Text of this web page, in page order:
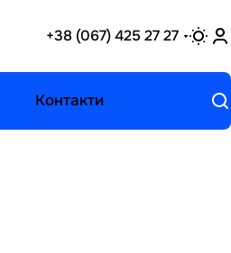
+38 (067) 425 27 27
Контакти